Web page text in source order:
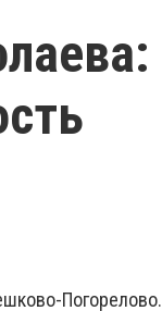
Погорелово.